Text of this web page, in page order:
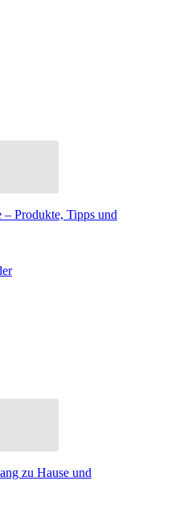
Produkte, Tipps und
zu Hause und